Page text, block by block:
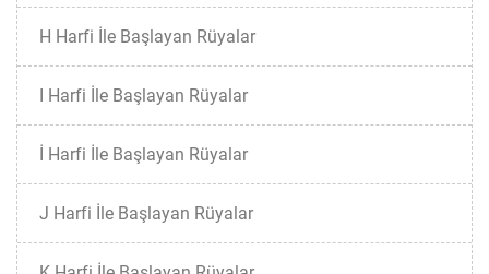
H Harfi İle Başlayan Rüyalar
I Harfi İle Başlayan Rüyalar
İ Harfi İle Başlayan Rüyalar
J Harfi İle Başlayan Rüyalar